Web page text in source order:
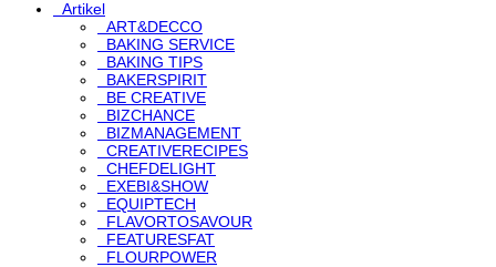
Artikel
ART&DECCO
BAKING SERVICE
BAKING TIPS
BAKERSPIRIT
BE CREATIVE
BIZCHANCE
BIZMANAGEMENT
CREATIVERECIPES
CHEFDELIGHT
EXEBI&SHOW
EQUIPTECH
FLAVORTOSAVOUR
FEATURESFAT
FLOURPOWER